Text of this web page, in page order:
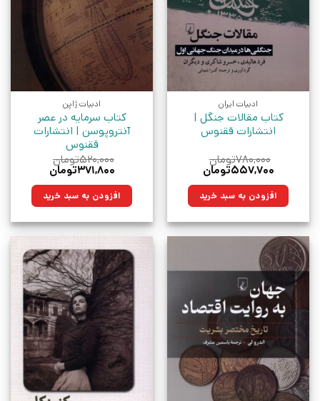
ادبیات ایران
کتاب مقالات جنگل |
انتشارات ققنوس
۷۸۰,۰۰۰تومان
قیمت
۷۸۰,۰۰۰تومان
بود.
۵۵۷,۷۰۰تومان
۵۵۷,۷۰۰تومان.افزودن به سبد خرید
ادبیات ژاپن
کتاب سرمایه در عصر
آنتروپوسن | انتشارات
ققنوس
۵۲۰,۰۰۰تومان
قیمت
۵۲۰,۰۰۰تومان
بود.
۳۷۱,۸۰۰تومان
۳۷۱,۸۰۰تومان.افزودن به سبد خرید